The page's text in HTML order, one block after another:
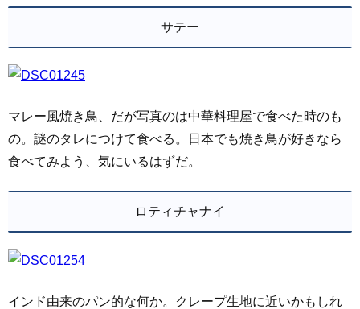
サテー
マレー風焼き鳥、だが写真のは中華料理屋で食べた時のも
の。謎のタレにつけて食べる。日本でも焼き鳥が好きなら
食べてみよう、気にいるはずだ。
ロティチャナイ
インド由来のパン的な何か。クレープ生地に近いかもしれ